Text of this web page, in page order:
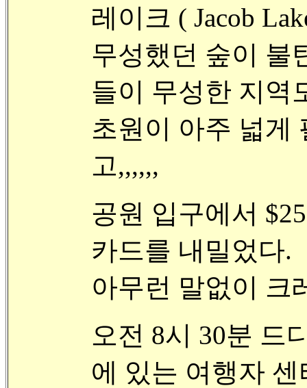
레이크 ( Jacob
무성했던 숲이 불
들이 무성한 지역
초원이 아주 넓게
고,,,,,,
공원 입구에서
카드를 내밀었다.
아무런 말없이 크
오전 8시 30분 드
에 있는 여행자 센